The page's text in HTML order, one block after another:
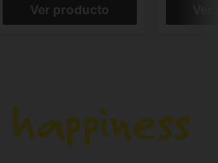
Ver producto